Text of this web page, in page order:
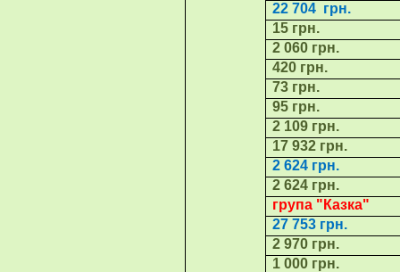
22704 грн.
15 грн.
2 060 грн.
420 грн.
73 грн.
95 грн.
2 109 грн.
17 932 грн.
2 624 грн.
2 624 грн.
група " Казка"
27 753 грн.
2 970 грн.
1 000 грн.